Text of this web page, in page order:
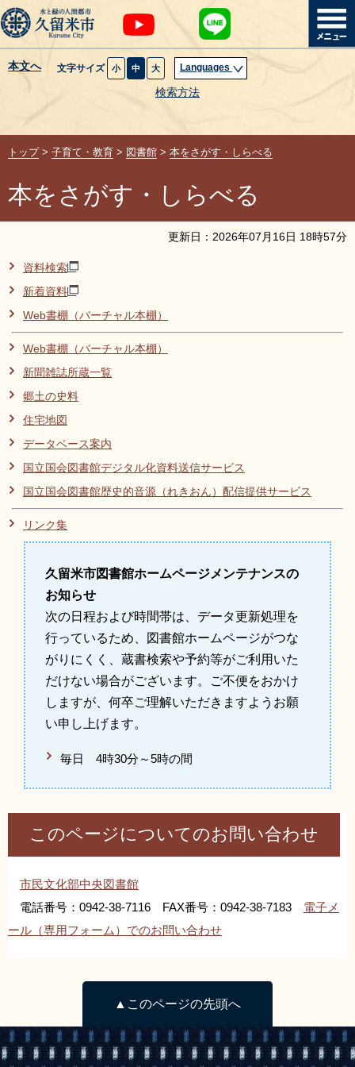
本文へ 文字サイズ 小 中 大 Languages
検索方法
暮らし・届出
健康・医療・福祉
観光魅力・イベント
計画・政策
リンク集
サイトについて
閉じる
トップ> 子育て・教育 > 図書館 > 本をさがす・しらべる
本をさがす・しらべる
更新日： 2026年07 月 16日 18時57分
資料検索
新着資料
Web書棚（バーチャル本棚）
Web書棚（バーチャル本棚）
新聞雑誌所蔵一覧
郷土の史料
住宅地図
データベース案内
国立国会図書館デジタル化資料送信サービス
国立国会図書館歴史的音源（れきおん）配信提供サービス
リンク集
久留米市図書館ホームページメンテナンスの
お知らせ
次の日程および時間帯は、データ更新処理を
行っているため、図書館ホームページがつな
がりにくく、蔵書検索や予約等がご利用いた
だけない場合がございます。ご不便をおかけ
しますが、何卒ご理解いただきますようお願
い申し上げます。
毎日 4時30分～5時の間
このページについてのお問い合わせ
市民文化部中央図書館
電話番号：0942-38-7116 FAX番号：0942-38-7183 電子メ
ール（専用フォーム）でのお問い合わせ
▲このページの先頭へ